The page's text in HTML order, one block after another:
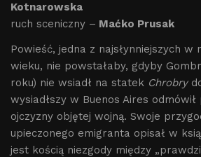
Kotnarowska
ruch sceniczny – Maćko Prusak
Powieść, jedna z najsłynniejszych w
wieku, nie powstałaby, gdyby
roku) nie wsiadł na statek Chrobry
wysiadłszy w Buenos Aires
ojczyzny objętej wojną. Swoje
upieczonego emigranta opisał w
jest kością niezgody między